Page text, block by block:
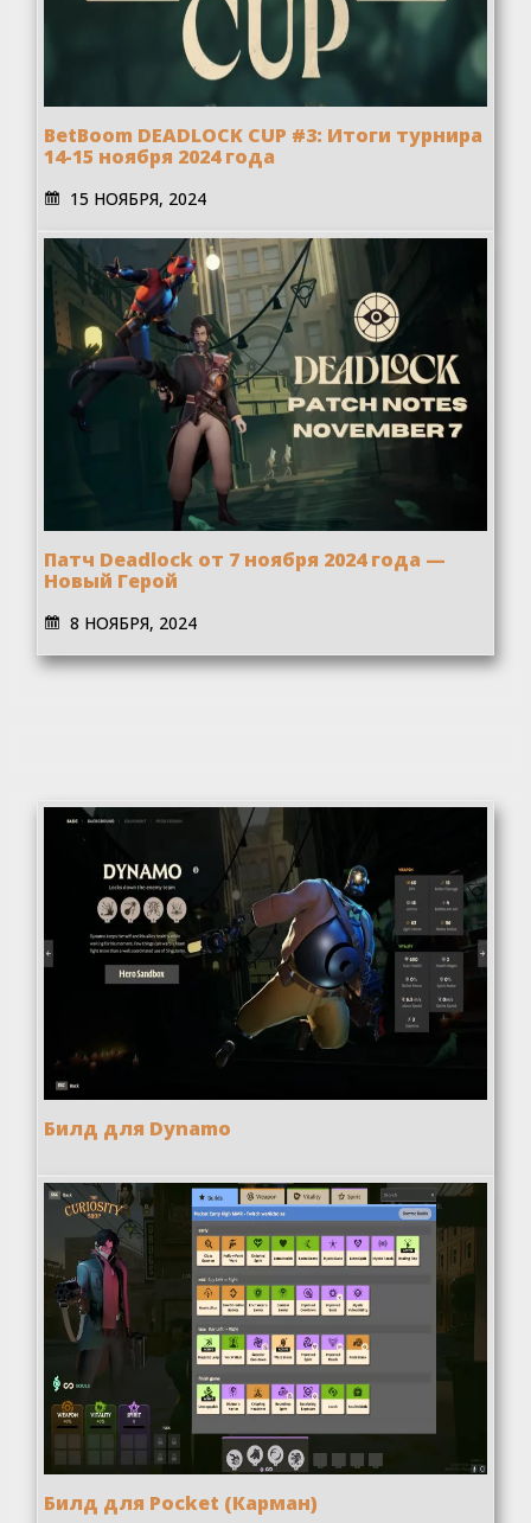
BetBoom DEADLOCK CUP #3: Итоги турнира
14-15 ноября 2024 года
15 НОЯБРЯ, 2024
Патч Deadlock от 7 ноября 2024 года —
Новый Герой
8 НОЯБРЯ, 2024
Билд для Dynamo
Билд для Pocket (Карман)